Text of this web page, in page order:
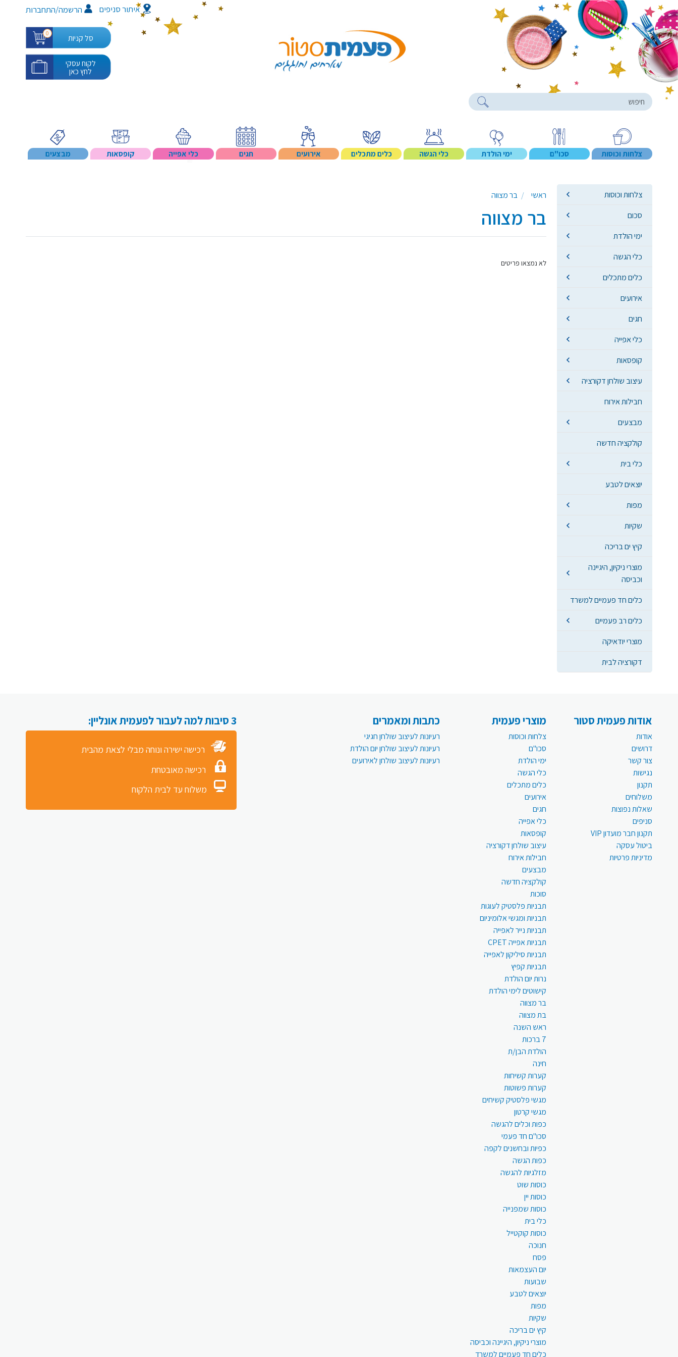
איתור סניפים הרשמה/התחברות
סל קניות 0
לקוח עסקי
לחץ כאן
Search products
צלחות וכוסות סכו"ם ימי הולדת כלי הגשה כלים מתכלים אירועים חגים כלי אפייה קופסאות מבצעים
צלחות וכוסות
סכום
ימי הולדת
כלי הגשה
כלים מתכלים
אירועים
חגים
כלי אפייה
קופסאות
עיצוב שולחן דקורציה
חבילות אירוח
מבצעים
קולקציה חדשה
כלי בית
יוצאים לטבע
מפות
שקיות
קיץ ים בריכה
מוצרי ניקיון, היגיינה
וכביסה
כלים חד פעמיים למשרד
כלים רב פעמיים
מוצרי יודאיקה
דקורציה לבית
ראשי בר מצווה
בר מצווה
לא נמצאו פריטים
אודות פעמית סטור
אודות
דרושים
צור קשר
נגישות
תקנון
משלוחים
שאלות נפוצות
סניפים
תקנון חבר מועדון VIP
ביטול עסקה
מדיניות פרטיות
מוצרי פעמית
צלחות וכוסות
סכו"ם
ימי הולדת
כלי הגשה
כלים מתכלים
אירועים
חגים
כלי אפייה
קופסאות
עיצוב שולחן דקורציה
חבילות אירוח
מבצעים
קולקציה חדשה
סוכות
תבניות פלסטיק לעוגות
תבניות ומגשי אלומיניום
תבניות נייר לאפייה
תבניות אפייה CPET
תבניות סיליקון לאפייה
תבניות קפיץ
נרות יום הולדת
קישוטים לימי הולדת
בר מצווה
בת מצווה
ראש השנה
7 ברכות
הולדת הבן/ת
חינה
קערות קשיחות
קערות פשוטות
מגשי פלסטיק קשיחים
מגשי קרטון
כפות וכלים להגשה
סכו"ם חד פעמי
כפיות ובחשנים לקפה
כפות הגשה
מזלגיות להגשה
כוסות שוט
כוסות יין
כוסות שמפנייה
כלי בית
כוסות קוקטייל
חנוכה
פסח
יום העצמאות
שבועות
יוצאים לטבע
מפות
שקיות
קיץ ים בריכה
מוצרי ניקיון, היגיינה וכביסה
כלים חד פעמיים למשרד
כתבות ומאמרים
רעיונות לעיצוב שולחן חגיגי
רעיונות לעיצוב שולחן יום הולדת
רעיונות לעיצוב שולחן לאירועים
3 סיבות למה לעבור לפעמית אונליין:
רכישה ישירה ונוחה מבלי לצאת מהבית
רכישה מאובטחת
משלוח עד לבית הלקוח